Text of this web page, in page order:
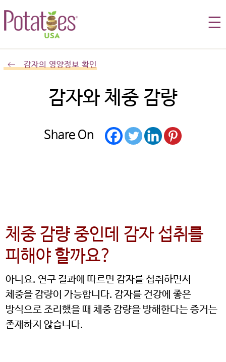
☰
감자의 영양정보 확인
감자와 체중 감량
Share On
체중 감량 중인데 감자 섭취를
피해야 할까요?
아니요. 연구 결과에 따르면 감자를 섭취하면서
체중을 감량이 가능합니다. 감자를 건강에 좋은
방식으로 조리했을 때 체중 감량을 방해한다는 증거는
존재하지 않습니다.